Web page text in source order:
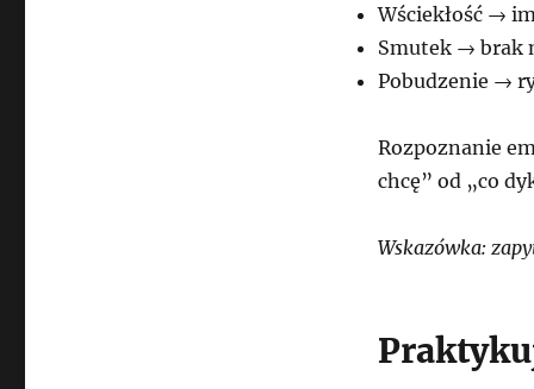
Wściekłość →
Smutek → brak
Pobudzenie →
Rozpoznanie
chcę” od „co
Wskazówka: